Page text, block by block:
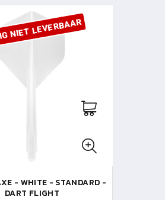
NIET LEVERBAAR
- WHITE - STANDARD -
DART FLIGHT